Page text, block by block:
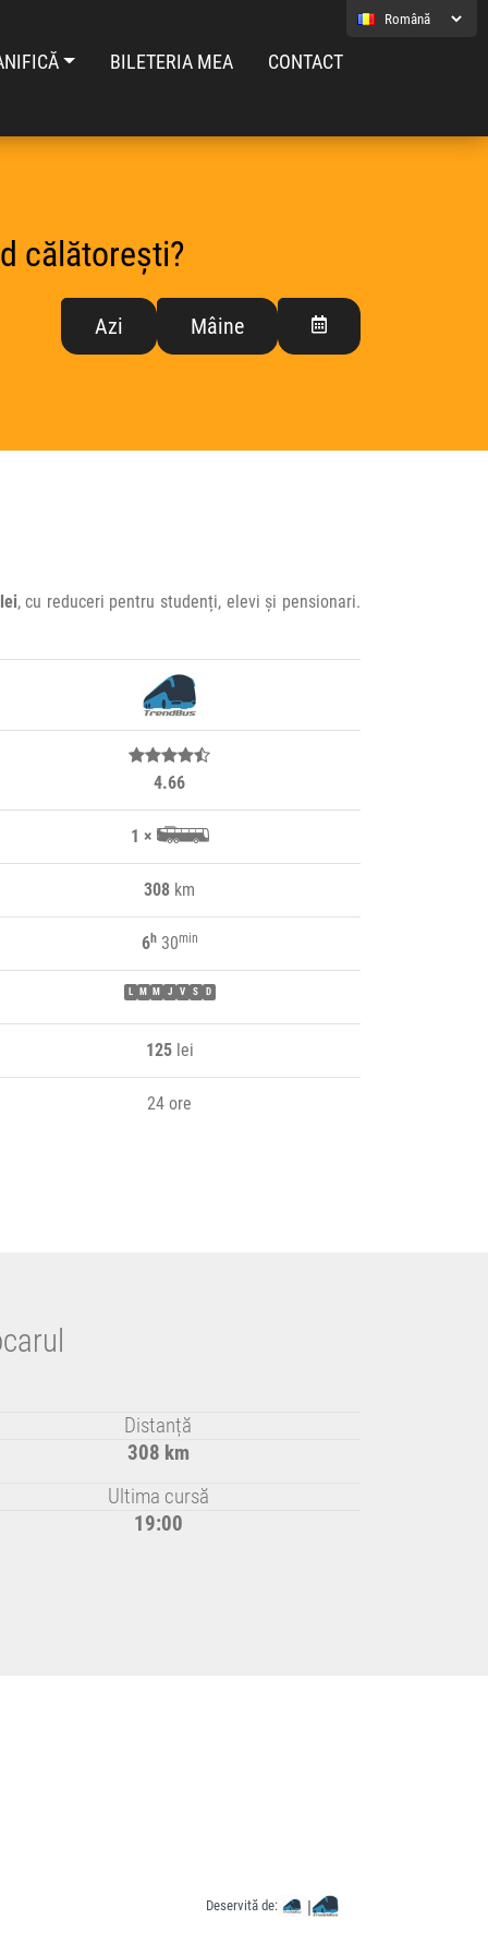
BILETERIA MEA CONTACT
călătorești?
Azi Mâine
, cu reduceri pentru studenți, elevi și pensionari.
4.66
1 ×
308 km
6h30min
M M J V S D
125lei
24 ore
Distanță
308 km
Ultima cursă
19:00
Deservită de: |